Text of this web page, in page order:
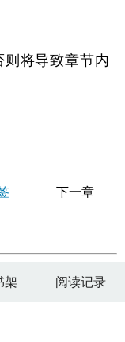
将导致章节内
下一章
架 阅读记录